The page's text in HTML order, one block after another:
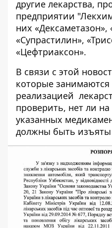
другие лекарства,
предприятии
них
«Супрастилин»,
«Цефтриаксон».
В связи с этой
которые
реализацией
проверить, нет ли на
указанных
должны быть